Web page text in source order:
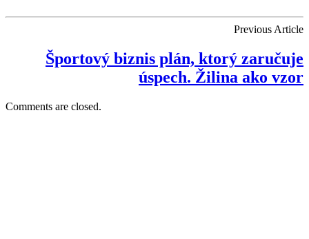
Previous Article
Športový biznis plán, ktorý zaručuje
úspech. Žilina ako vzor
Comments are closed.